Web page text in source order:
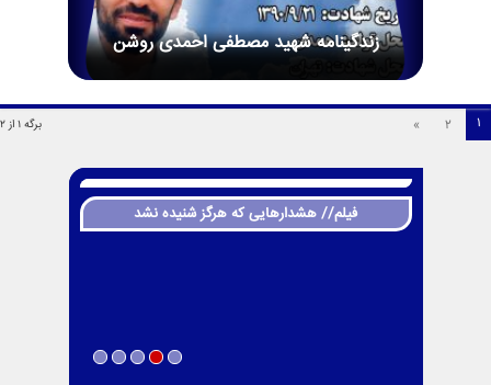
زندگینامه شهید مصطفی احمدی روشن
برگه 1 از 2 1
2
»
فیلم// هشدارهایی که هرگز شنیده نشد